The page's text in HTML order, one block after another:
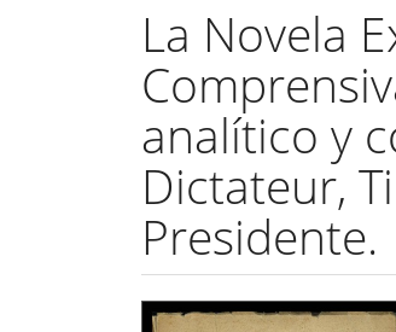
La Novela
analítico y
Dictateur,
Presidente.
Barra